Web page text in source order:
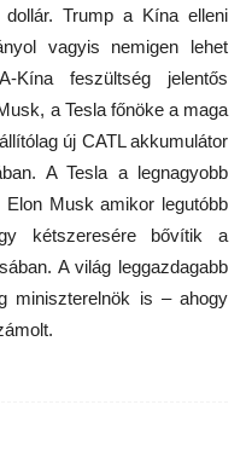
Trump a Kína elleni
vagyis nemigen lehet
feszültség jelentős
a Tesla főnöke a maga
új CATL akkumulátor
A Tesla a legnagyobb
Musk amikor legutóbb
kétszeresére bővítik a
A világ leggazdagabb
miniszterelnök is – ahogy